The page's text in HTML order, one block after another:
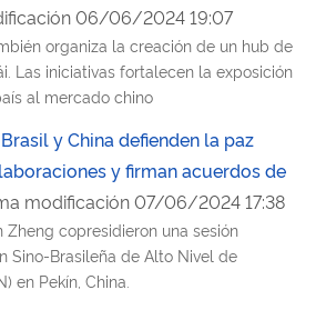
06/06/2024 19:07
organiza la creación de un hub de
Las iniciativas fortalecen la exposición
al mercado chino
y China defienden la paz
y firman acuerdos de
modificación 07/06/2024 17:38
Zheng copresidieron una sesión
Sino-Brasileña de Alto Nivel de
en Pekín, China.